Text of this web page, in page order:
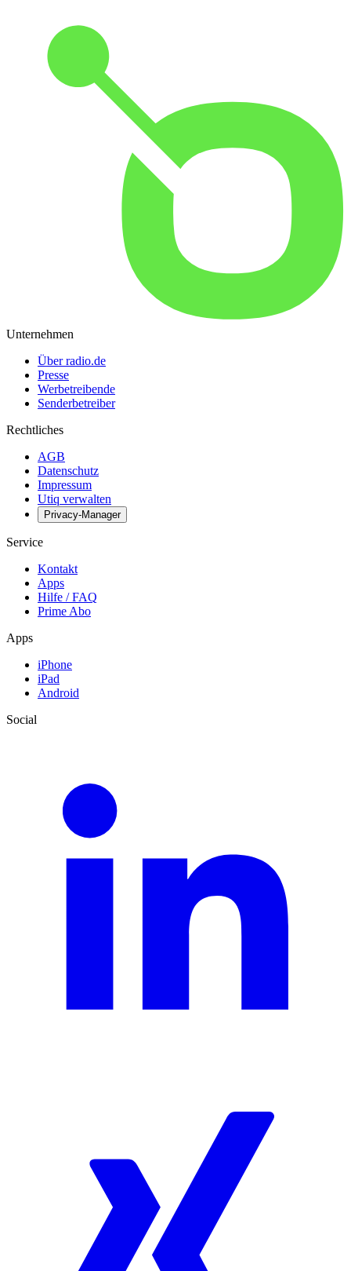
Unternehmen
Über radio.de
Presse
Werbetreibende
Senderbetreiber
Rechtliches
AGB
Datenschutz
Impressum
Utiq verwalten
Privacy-Manager
Service
Kontakt
Apps
Hilfe / FAQ
Prime Abo
Apps
iPhone
iPad
Android
Social